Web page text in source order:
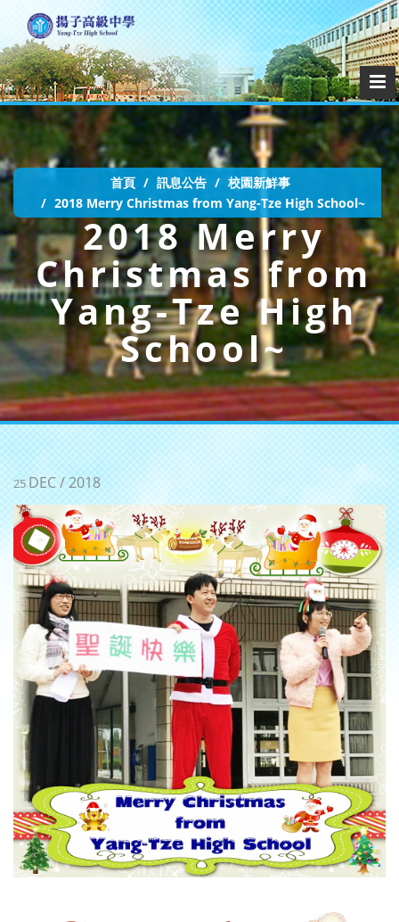
首頁 訊息公告
校園新鮮事
2018 Merry Christmas from Yang-Tze High School~
2018 Merry
Christmas from
Yang-Tze High
School~
25DEC / 2018